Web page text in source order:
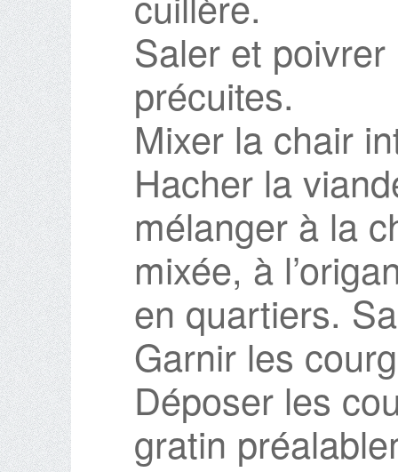
Saler et poivrer
précuites.
Mixer la chair
Hacher la
mélanger à la
mixée, à
en quartiers.
Garnir les
Déposer les
gratin